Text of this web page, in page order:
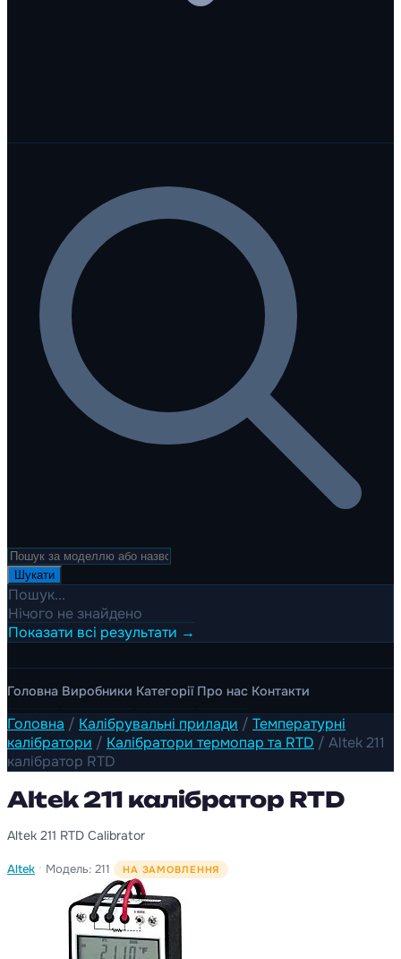
Шукати
Пошук...
Нічого не знайдено
Показати всі результати →
Головна Виробники Категорії Про нас Контакти
Головна / Калібрувальні прилади / Температурні
калібратори / Калібратори термопар та RTD / Altek 211
калібратор RTD
Altek 211 калібратор RTD
Altek 211 RTD Calibrator
Altek · Модель: 211 НА ЗАМОВЛЕННЯ